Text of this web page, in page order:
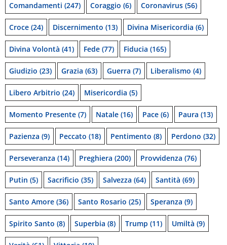
Comandamenti (247) Coraggio (6) Coronavirus (56)
Croce (24) Discernimento (13) Divina Misericordia (6)
Divina Volontà (41) Fede (77) Fiducia (165)
Giudizio (23) Grazia (63) Guerra (7) Liberalismo (4)
Libero Arbitrio (24) Misericordia (5)
Momento Presente (7) Natale (16) Pace (6) Paura (13)
Pazienza (9) Peccato (18) Pentimento (8) Perdono (32)
Perseveranza (14) Preghiera (200) Provvidenza (76)
Putin (5) Sacrificio (35) Salvezza (64) Santità (69)
Santo Amore (36) Santo Rosario (25) Speranza (9)
Spirito Santo (8) Superbia (8) Trump (11) Umiltà (9)